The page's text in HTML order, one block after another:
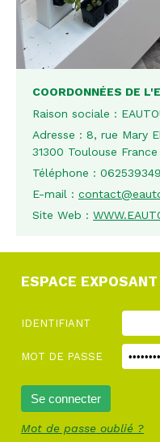
COORDONNÉES DE
Raison sociale :
Adresse : 8, rue Mary
31300 Toulouse France
Téléphone :
E-mail :
Site Web :
ESPACE EXPOSANT
IDENTIFIANT
MOT DE PASSE
Mot de passe oublié ?